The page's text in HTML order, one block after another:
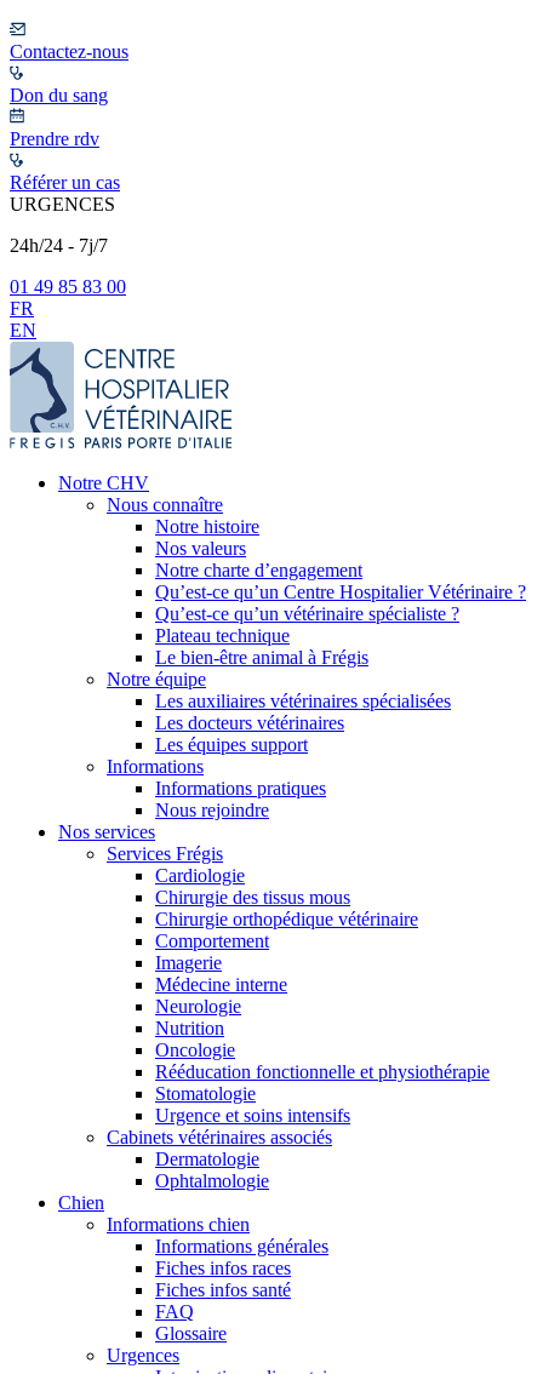
Contactez-nous
Don du sang
Prendre rdv
Référer un cas
URGENCES
24h/24 - 7j/7
01 49 85 83 00
FR
EN
Notre CHV
Nous connaître
Notre histoire
Nos valeurs
Notre charte d’engagement
Qu’est-ce qu’un Centre Hospitalier Vétérinaire ?
Qu’est-ce qu’un vétérinaire spécialiste ?
Plateau technique
Le bien-être animal à Frégis
Notre équipe
Les auxiliaires vétérinaires spécialisées
Les docteurs vétérinaires
Les équipes support
Informations
Informations pratiques
Nous rejoindre
Nos services
Services Frégis
Cardiologie
Chirurgie des tissus mous
Chirurgie orthopédique vétérinaire
Comportement
Imagerie
Médecine interne
Neurologie
Nutrition
Oncologie
Rééducation fonctionnelle et physiothérapie
Stomatologie
Urgence et soins intensifs
Cabinets vétérinaires associés
Dermatologie
Ophtalmologie
Chien
Informations chien
Informations générales
Fiches infos races
Fiches infos santé
FAQ
Glossaire
Urgences